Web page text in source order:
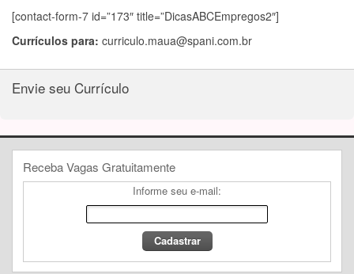
[contact-form-7 id=”173″ title=”DicasABCEmpregos2″]
Currículos para: curriculo.maua@spani.com.br
Envie seu Currículo
Receba Vagas Gratuitamente
Informe seu e-mail: